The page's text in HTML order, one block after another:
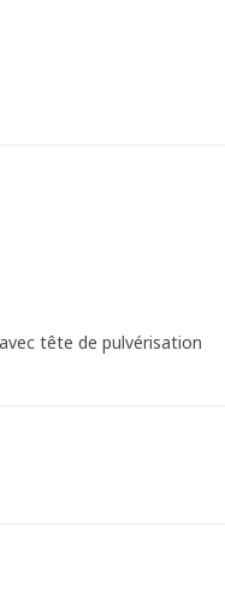
tête de pulvérisation